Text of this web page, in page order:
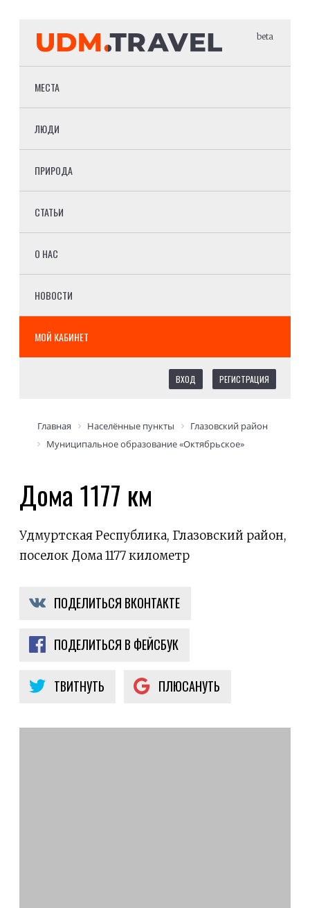
beta
МЕСТА
ЛЮДИ
ПРИРОДА
СТАТЬИ
О НАС
НОВОСТИ
МОЙ КАБИНЕТ
ВХОД РЕГИСТРАЦИЯ
Главная Населённые пункты
Глазовский район
Муниципальное образование «Октябрьское»
Дома 1177 км
Удмуртская Республика, Глазовский район,
поселок Дома 1177 километр
ПОДЕЛИТЬСЯ ВКОНТАКТЕ
ПОДЕЛИТЬСЯ В ФЕЙСБУК
ТВИТНУТЬ ПЛЮСАНУТЬ